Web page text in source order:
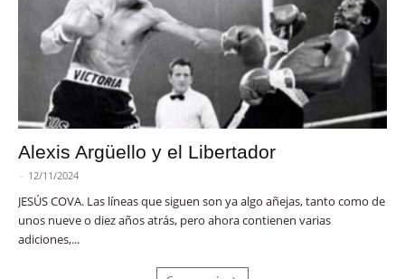
Alexis Argüello y el Libertador
- 12/11/2024
JESÚS COVA. Las líneas que siguen son ya algo añejas, tanto como de
unos nueve o diez años atrás, pero ahora contienen varias
adiciones,...